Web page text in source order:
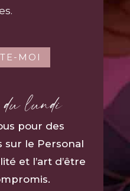
MOI
lundi
pour des
sur le Personal
et l’art d’être